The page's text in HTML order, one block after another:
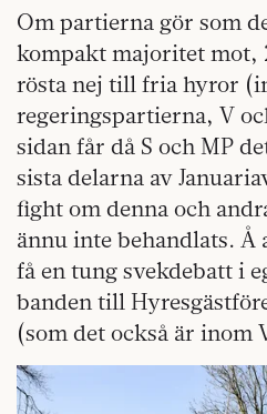
Om partierna gör som
kompakt majoritet mot,
rösta nej till fria hyror
regeringspartierna, V
sidan får då S och MP
sista delarna av
fight om denna och
ännu inte behandlats. Å
få en tung svekdebatt i
banden till
(som det också är inom